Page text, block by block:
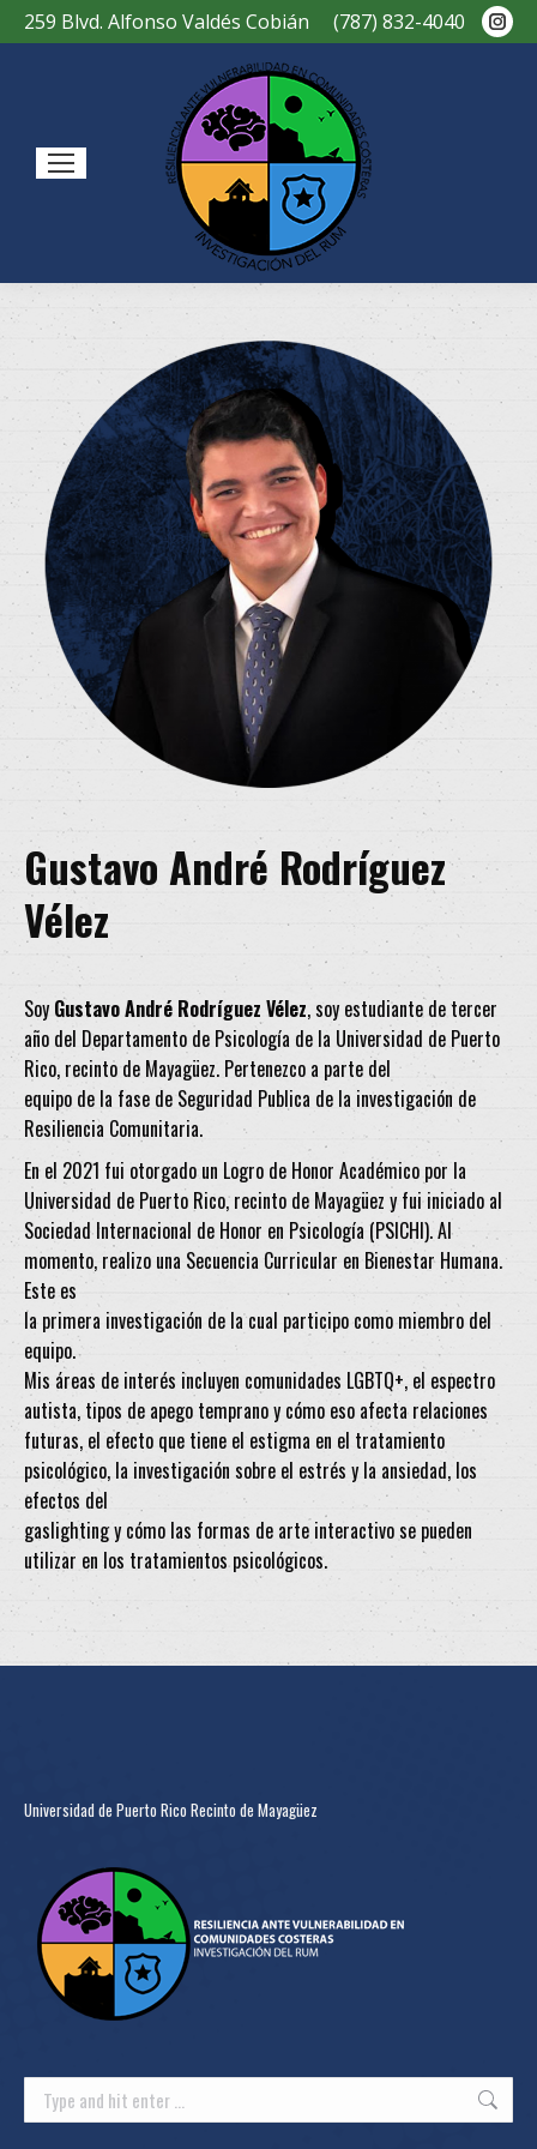
259 Blvd. Alfonso Valdés Cobián (787) 832-4040
Gustavo André Rodríguez
Vélez
Soy Gustavo André Rodríguez Vélez, soy estudiante de tercer
año del Departamento de Psicología de la Universidad de Puerto
Rico, recinto de Mayagüez. Pertenezco a parte del
equipo de la fase de Seguridad Publica de la investigación de
Resiliencia Comunitaria.
En el 2021 fui otorgado un Logro de Honor Académico por la
Universidad de Puerto Rico, recinto de Mayagüez y fui iniciado al
Sociedad Internacional de Honor en Psicología (PSICHI). Al
momento, realizo una Secuencia Curricular en Bienestar Humana.
Este es
la primera investigación de la cual participo como miembro del
equipo.
Mis áreas de interés incluyen comunidades LGBTQ+, el espectro
autista, tipos de apego temprano y cómo eso afecta relaciones
futuras, el efecto que tiene el estigma en el tratamiento
psicológico, la investigación sobre el estrés y la ansiedad, los
efectos del
gaslighting y cómo las formas de arte interactivo se pueden
utilizar en los tratamientos psicológicos.
Universidad de Puerto Rico Recinto de Mayagüez